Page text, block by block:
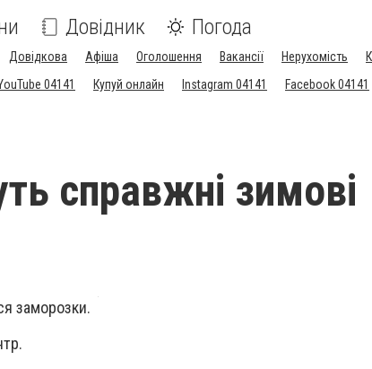
Довідник Погода
Довідкова Афіша Оголошення Вакансії Нерухомість
04141 Купуй онлайн Instagram 04141 Facebook 04141
справжні зимові
заморозки.